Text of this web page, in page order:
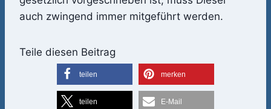
auch zwingend immer mitgeführt werden.
Teile diesen Beitrag
teilen merken
teilen E-Mail